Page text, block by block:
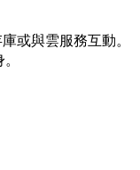
或與雲服務互動。